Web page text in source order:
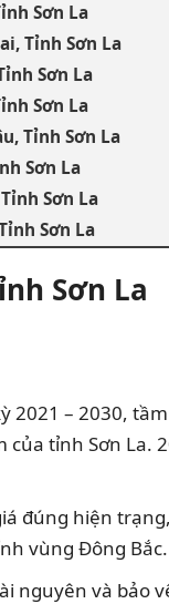
Sơn La
Tỉnh Sơn La
Sơn La
Sơn La
Tỉnh Sơn La
Sơn La
Sơn La
Sơn La
Sơn La
2021 – 2030,
tỉnh Sơn La.
đúng hiện
vùng Đông Bắc.
nguyên và bảo